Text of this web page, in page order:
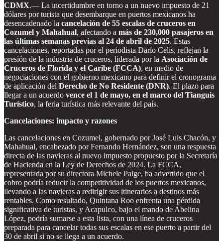
CDMX.— La incertidumbre en torno a un nuevo impuesto de 21
dólares por turista que desembarque en puertos mexicanos ha
desencadenado la cancelación de 55 escalas de cruceros en
Cozumel y Mahahual, afectando a más de 230,000 pasajeros en
las últimas semanas previas al 24 de abril de 2025. Estas
cancelaciones, reportadas por el periodista Darío Celis, reflejan la
presión de la industria de cruceros, liderada por la Asociación de
Cruceros de Florida y el Caribe (FCCA), en medio de
negociaciones con el gobierno mexicano para definir el cronograma
de aplicación del Derecho de No Residente (DNR). El plazo para
llegar a un acuerdo vence el 1 de mayo, en el marco del Tianguis
Turístico, la feria turística más relevante del país.
Cancelaciones: impacto y razones
Las cancelaciones en Cozumel, gobernado por José Luis Chacón, y
Mahahual, encabezado por Fernando Hernández, son una respuesta
directa de las navieras al nuevo impuesto propuesto por la Secretaría
de Hacienda en la Ley de Derechos de 2024. La FCCA,
representada por su directora Michele Paige, ha advertido que el
cobro podría reducir la competitividad de los puertos mexicanos,
llevando a las navieras a redirigir sus itinerarios a destinos más
rentables. Como resultado, Quintana Roo enfrenta una pérdida
significativa de turistas, y Acapulco, bajo el mando de Abelina
López, podría sumarse a esta lista, con una línea de cruceros
preparada para cancelar todas sus escalas en ese puerto a partir del
30 de abril si no se llega a un acuerdo.